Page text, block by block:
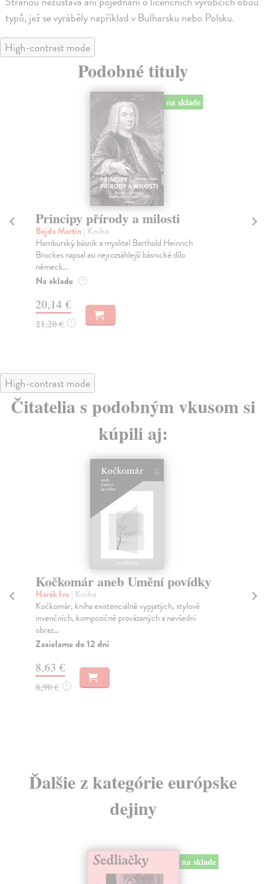
typů, jež se vyráběly například v Bulharsku nebo Polsku.
High-contrast mode
Podobné tituly
na sklade
Principy přírody a milosti
Bojda Martin | Kniha
Hamburský básník a myslitel Barthold Heinrich
Brockes napsal asi nejrozsáhlejší básnické dílo
německ...
Na sklade ?
20,14 €
21,20 € ?
High-contrast mode
Čitatelia s podobným vkusom si
kúpili aj:
Kočkomár aneb Umění povídky
Harák Ivo| Kniha
Kočkomár, kniha existenciálně vypjatých, stylově
invenčních, kompozičně provázaných a nevšední
obraz...
Zasielame do 12 dní
8,63 €
8,90 € ?
Ďalšie z kategórie európske
dejiny
na sklade